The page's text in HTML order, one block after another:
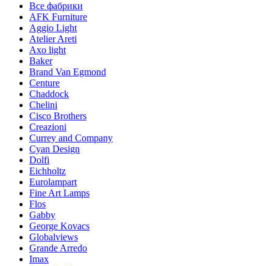
Все фабрики
AFK Furniture
Aggio Light
Atelier Areti
Axo light
Baker
Brand Van Egmond
Centure
Chaddock
Chelini
Cisco Brothers
Creazioni
Currey and Company
Cyan Design
Dolfi
Eichholtz
Eurolampart
Fine Art Lamps
Flos
Gabby
George Kovacs
Globalviews
Grande Arredo
Imax